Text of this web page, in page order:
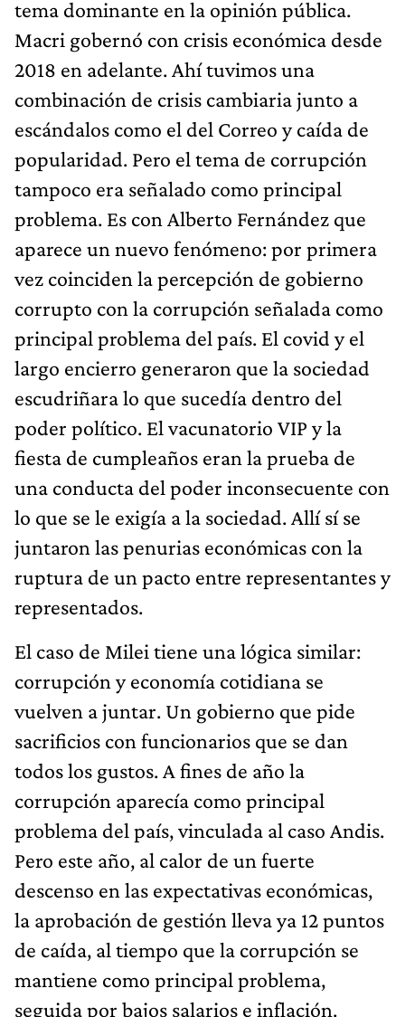
tema dominante en la opinión pública.
Macri gobernó con crisis económica desde
2018 en adelante. Ahí tuvimos una
combinación de crisis cambiaria junto a
escándalos como el del Correo y caída de
popularidad. Pero el tema de corrupción
tampoco era señalado como principal
problema. Es con Alberto Fernández que
aparece un nuevo fenómeno: por primera
vez coinciden la percepción de gobierno
corrupto con la corrupción señalada como
principal problema del país. El covid y el
largo encierro generaron que la sociedad
escudriñara lo que sucedía dentro del
poder político. El vacunatorio VIP y la
fiesta de cumpleaños eran la prueba de
una conducta del poder inconsecuente con
lo que se le exigía a la sociedad. Allí sí se
juntaron las penurias económicas con la
ruptura de un pacto entre representantes y
representados.
El caso de Milei tiene una lógica similar:
corrupción y economía cotidiana se
vuelven a juntar. Un gobierno que pide
sacrificios con funcionarios que se dan
todos los gustos. A fines de año la
corrupción aparecía como principal
problema del país, vinculada al caso Andis.
Pero este año, al calor de un fuerte
descenso en las expectativas económicas,
la aprobación de gestión lleva ya 12 puntos
de caída, al tiempo que la corrupción se
mantiene como principal problema,
seguida por bajos salarios e inflación.